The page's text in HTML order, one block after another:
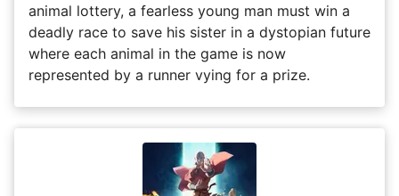
animal lottery, a fearless young man must win a
deadly race to save his sister in a dystopian future
where each animal in the game is now
represented by a runner vying for a prize.